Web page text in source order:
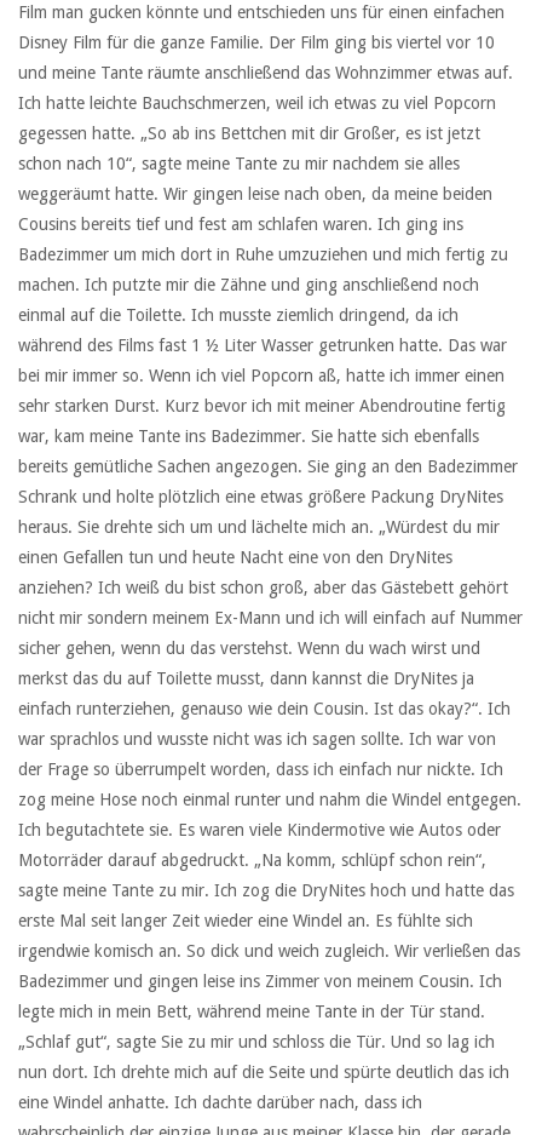
Film man gucken könnte und entschieden uns für einen einfachen
Disney Film für die ganze Familie. Der Film ging bis viertel vor 10
und meine Tante räumte anschließend das Wohnzimmer etwas auf.
Ich hatte leichte Bauchschmerzen, weil ich etwas zu viel Popcorn
gegessen hatte. „So ab ins Bettchen mit dir Großer, es ist jetzt
schon nach 10“, sagte meine Tante zu mir nachdem sie alles
weggeräumt hatte. Wir gingen leise nach oben, da meine beiden
Cousins bereits tief und fest am schlafen waren. Ich ging ins
Badezimmer um mich dort in Ruhe umzuziehen und mich fertig zu
machen. Ich putzte mir die Zähne und ging anschließend noch
einmal auf die Toilette. Ich musste ziemlich dringend, da ich
während des Films fast 1 ½ Liter Wasser getrunken hatte. Das war
bei mir immer so. Wenn ich viel Popcorn aß, hatte ich immer einen
sehr starken Durst. Kurz bevor ich mit meiner Abendroutine fertig
war, kam meine Tante ins Badezimmer. Sie hatte sich ebenfalls
bereits gemütliche Sachen angezogen. Sie ging an den Badezimmer
Schrank und holte plötzlich eine etwas größere Packung DryNites
heraus. Sie drehte sich um und lächelte mich an. „Würdest du mir
einen Gefallen tun und heute Nacht eine von den DryNites
anziehen? Ich weiß du bist schon groß, aber das Gästebett gehört
nicht mir sondern meinem Ex-Mann und ich will einfach auf Nummer
sicher gehen, wenn du das verstehst. Wenn du wach wirst und
merkst das du auf Toilette musst, dann kannst die DryNites ja
einfach runterziehen, genauso wie dein Cousin. Ist das okay?“. Ich
war sprachlos und wusste nicht was ich sagen sollte. Ich war von
der Frage so überrumpelt worden, dass ich einfach nur nickte. Ich
zog meine Hose noch einmal runter und nahm die Windel entgegen.
Ich begutachtete sie. Es waren viele Kindermotive wie Autos oder
Motorräder darauf abgedruckt. „Na komm, schlüpf schon rein“,
sagte meine Tante zu mir. Ich zog die DryNites hoch und hatte das
erste Mal seit langer Zeit wieder eine Windel an. Es fühlte sich
irgendwie komisch an. So dick und weich zugleich. Wir verließen das
Badezimmer und gingen leise ins Zimmer von meinem Cousin. Ich
legte mich in mein Bett, während meine Tante in der Tür stand.
„Schlaf gut“, sagte Sie zu mir und schloss die Tür. Und so lag ich
nun dort. Ich drehte mich auf die Seite und spürte deutlich das ich
eine Windel anhatte. Ich dachte darüber nach, dass ich